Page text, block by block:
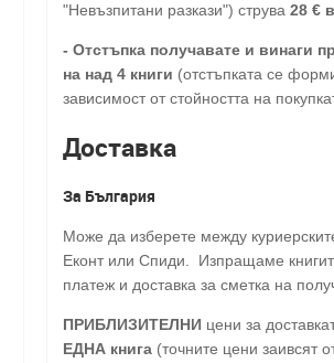
"Невъзпитани разкази") струва 28 €
- Отстъпка получавате и винаги
на над 4 книги (отстъпката се
зависимост от стойността на
Доставка
За България
Може да изберете между
Еконт или Спиди. Изпращаме
платеж и доставка за сметка на
ПРИБЛИЗИТЕЛНИ цени за
ЕДНА книга (точните цени заивсят